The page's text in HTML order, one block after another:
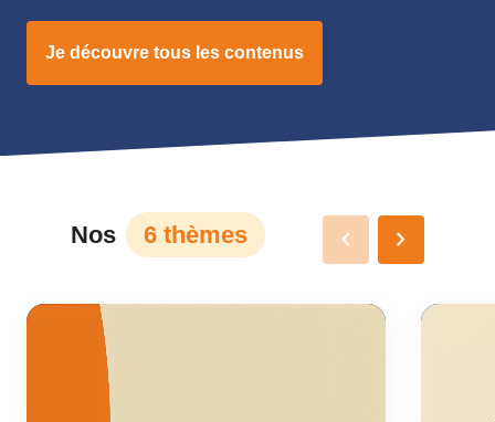
Je découvre tous les contenus
Nos 6 thèmes keyboard_arrow_left keyboard_arrow_right